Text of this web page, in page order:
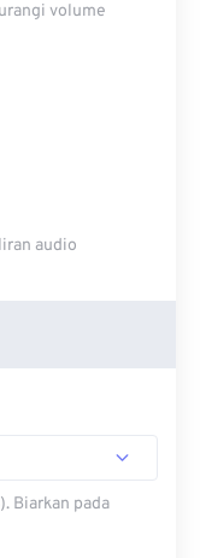
volume
audio
Biarkan pada